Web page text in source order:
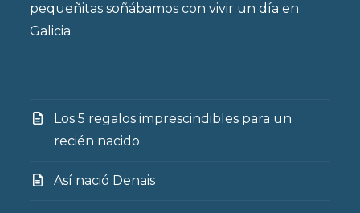
pequeñitas soñábamos con vivir un día en
Galicia.
Los 5 regalos imprescindibles para un
recién nacido
Así nació Denais